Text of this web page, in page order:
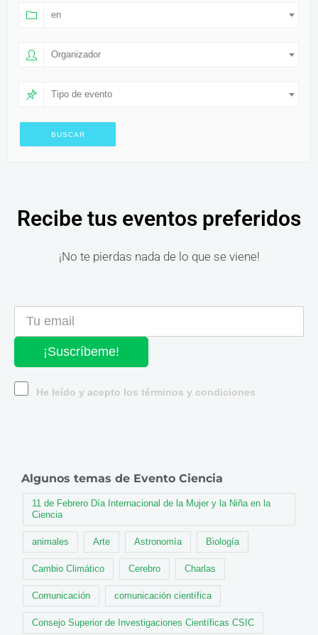
en
Organizador
Tipo de evento
Recibe tus eventos preferidos
¡No te pierdas nada de lo que se viene!
¡Suscríbeme!
He leído y acepto los términos y condiciones
Algunos temas de Evento Ciencia
11 de Febrero Día Internacional de la Mujer y la Niña en la
Ciencia
animales Arte Astronomía Biología
Cambio Climático Cerebro Charlas
Comunicación comunicación científica
Consejo Superior de Investigaciones Científicas CSIC